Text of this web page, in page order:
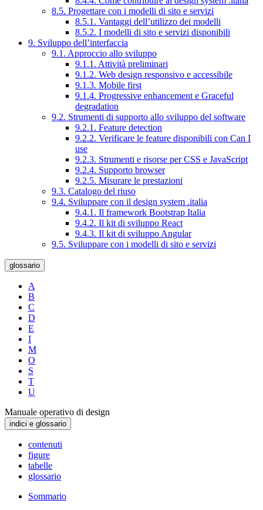
8.5. Progettare con i modelli di sito e servizi
8.5.1. Vantaggi dell’utilizzo dei modelli
8.5.2. I modelli di sito e servizi disponibili
9. Sviluppo dell’interfaccia
9.1. Approccio allo sviluppo
9.1.1. Attività preliminari
9.1.2. Web design responsivo e accessibile
9.1.3. Mobile first
9.1.4. Progressive enhancement e Graceful
degradation
9.2. Strumenti di supporto allo sviluppo del software
9.2.1. Feature detection
9.2.2. Verificare le feature disponibili con Can I
use
9.2.3. Strumenti e risorse per CSS e JavaScript
9.2.4. Supporto browser
9.2.5. Misurare le prestazioni
9.3. Catalogo del riuso
9.4. Sviluppare con il design system .italia
9.4.1. Il framework Bootstrap Italia
9.4.2. Il kit di sviluppo React
9.4.3. Il kit di sviluppo Angular
9.5. Sviluppare con i modelli di sito e servizi
glossario
A
B
C
D
E
I
M
O
S
T
U
Manuale operativo di design
indici e glossario
contenuti
figure
tabelle
glossario
Sommario